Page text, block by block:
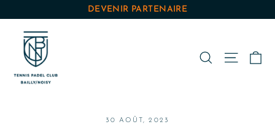
contenu
DEVENIR PARTENAIRE
Rechercher
30 AOÛT, 2023